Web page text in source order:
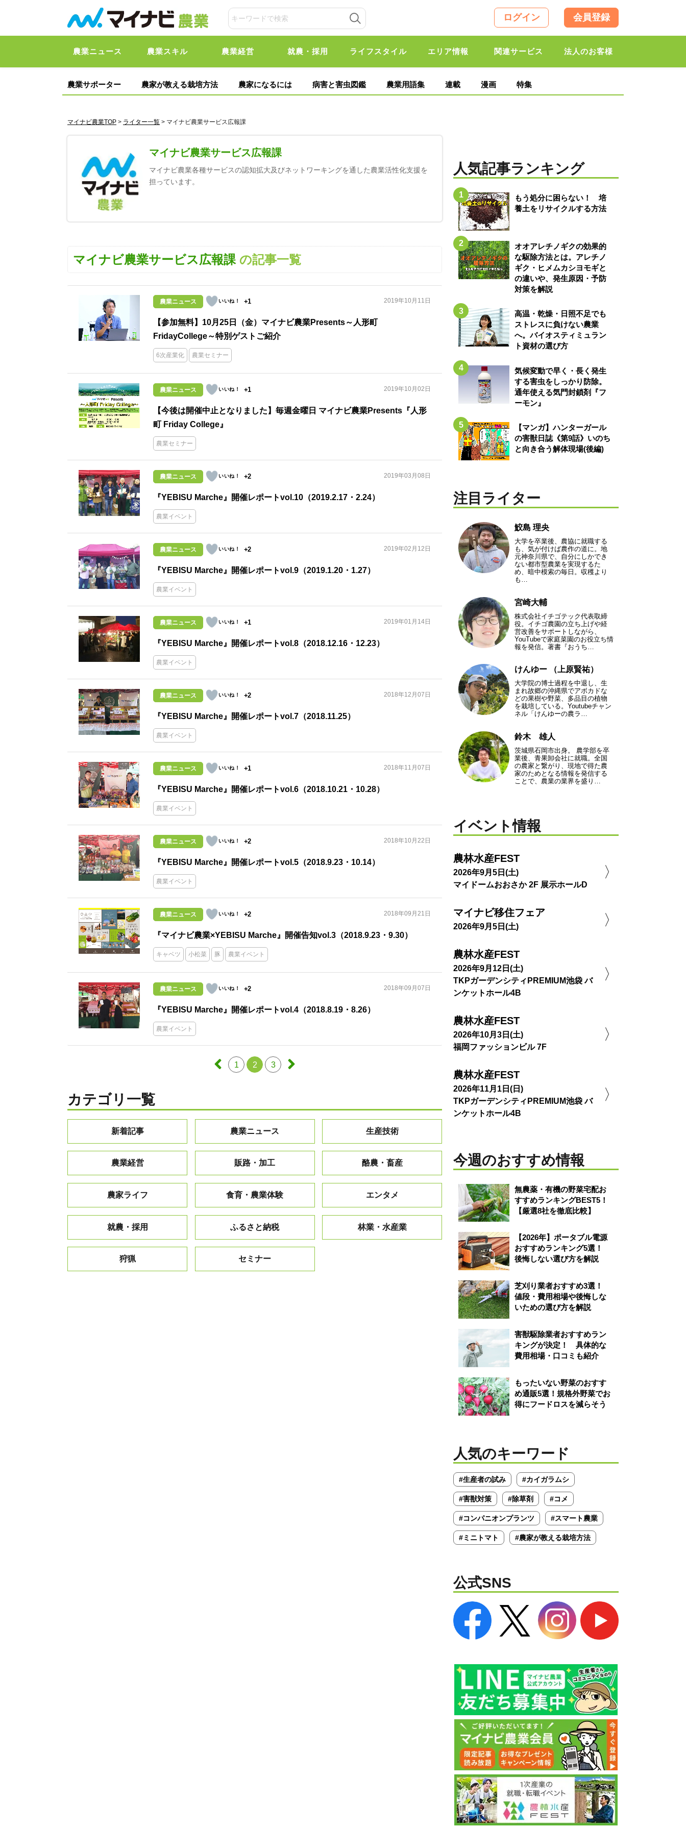
ログイン 会員登録
農業ニュース 農業スキル 農業経営 就農・採用 ライフスタイル エリア情報 関連サービス 法人のお客様
農業サポーター 農家が教える栽培方法 農家になるには 病害と害虫図鑑 農業用語集 連載 漫画 特集
マイナビ農業TOP > ライター一覧 > マイナビ農業サービス広報課
マイナビ農業サービス広報課
マイナビ農業各種サービスの認知拡大及びネットワーキングを通した農業活性化支援を
担っています。
マイナビ農業サービス広報課の記事一覧
農業ニュース +1 2019年10月11日
【参加無料】10月25日（金）マイナビ農業Presents～人形町
FridayCollege～特別ゲストご紹介
6次産業化 農業セミナー
農業ニュース +1 2019年10月02日
【今後は開催中止となりました】毎週金曜日 マイナビ農業Presents『人形
町 Friday College』
農業セミナー
農業ニュース +2 2019年03月08日
『YEBISU Marche』開催レポートvol.10（2019.2.17・2.24）
農業イベント
農業ニュース +2 2019年02月12日
『YEBISU Marche』開催レポートvol.9（2019.1.20・1.27）
農業イベント
農業ニュース +1 2019年01月14日
『YEBISU Marche』開催レポートvol.8（2018.12.16・12.23）
農業イベント
農業ニュース +2 2018年12月07日
『YEBISU Marche』開催レポートvol.7（2018.11.25）
農業イベント
農業ニュース +1 2018年11月07日
『YEBISU Marche』開催レポートvol.6（2018.10.21・10.28）
農業イベント
農業ニュース +2 2018年10月22日
『YEBISU Marche』開催レポートvol.5（2018.9.23・10.14）
農業イベント
農業ニュース +2 2018年09月21日
『マイナビ農業×YEBISU Marche』開催告知vol.3（2018.9.23・9.30）
キャベツ 小松菜 豚 農業イベント
農業ニュース +2 2018年09月07日
『YEBISU Marche』開催レポートvol.4（2018.8.19・8.26）
農業イベント
1 2 3
カテゴリ一覧
新着記事 農業ニュース 生産技術
農業経営 販路・加工 酪農・畜産
農家ライフ 食育・農業体験 エンタメ
就農・採用 ふるさと納税 林業・水産業
狩猟 セミナー
人気記事ランキング
もう処分に困らない！ 培
養土をリサイクルする方法
オオアレチノギクの効果的
な駆除方法とは。アレチノ
ギク・ヒメムカシヨモギと
の違いや、発生原因・予防
対策を解説
高温・乾燥・日照不足でも
ストレスに負けない農業
へ。バイオスティミュラン
ト資材の選び方
気候変動で早く・長く発生
する害虫をしっかり防除。
通年使える気門封鎖剤『フ
ーモン』
【マンガ】ハンターガール
の害獣日誌《第9話》いのち
と向き合う解体現場(後編)
注目ライター
鮫島 理央
大学を卒業後、農協に就職する
も、気が付けば農作の道に。地
元神奈川県で、自分にしかでき
ない都市型農業を実現するた
め、暗中模索の毎日。収穫より
も…
宮崎大輔
株式会社イチゴテック代表取締
役。イチゴ農園の立ち上げや経
営改善をサポートしながら、
YouTubeで家庭菜園のお役立ち情
報を発信。著書『おうち…
けんゆー （上原賢祐）
大学院の博士過程を中退し、生
まれ故郷の沖縄県でアボカドな
どの果樹や野菜、多品目の植物
を栽培している。Youtubeチャン
ネル「けんゆーの農ラ…
鈴木 雄人
茨城県石岡市出身。 農学部を卒
業後、青果卸会社に就職。全国
の農家と繋がり、現地で得た農
家のためとなる情報を発信する
ことで、農業の業界を盛り…
イベント情報
農林水産FEST
2026年9月5日(土)
マイドームおおさか 2F 展示ホールD
マイナビ移住フェア
2026年9月5日(土)
農林水産FEST
2026年9月12日(土)
TKPガーデンシティPREMIUM池袋 バ
ンケットホール4B
農林水産FEST
2026年10月3日(土)
福岡ファッションビル 7F
農林水産FEST
2026年11月1日(日)
TKPガーデンシティPREMIUM池袋 バ
ンケットホール4B
今週のおすすめ情報
無農薬・有機の野菜宅配お
すすめランキングBEST5！
【厳選8社を徹底比較】
【2026年】ポータブル電源
おすすめランキング5選！
後悔しない選び方を解説
芝刈り業者おすすめ3選！
値段・費用相場や後悔しな
いための選び方を解説
害獣駆除業者おすすめラン
キングが決定！ 具体的な
費用相場・口コミも紹介
もったいない野菜のおすす
め通販5選！規格外野菜でお
得にフードロスを減らそう
人気のキーワード
#生産者の試み #カイガラムシ
#害獣対策 #除草剤 #コメ
#コンパニオンプランツ #スマート農業
#ミニトマト #農家が教える栽培方法
公式SNS